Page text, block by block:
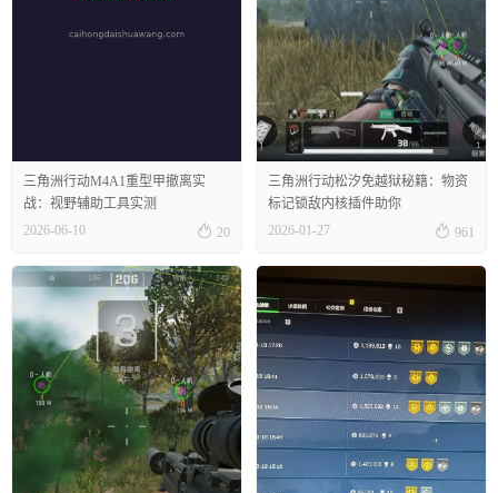
三角洲行动M4A1重型甲撤离实
战：视野辅助工具实测
2026-06-10
 20
三角洲行动松汐免越狱秘籍：物资
标记锁敌内核插件助你
2026-01-27
 961